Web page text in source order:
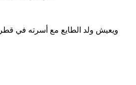
ويعيش ولد الطايع مع أسرته في قطر